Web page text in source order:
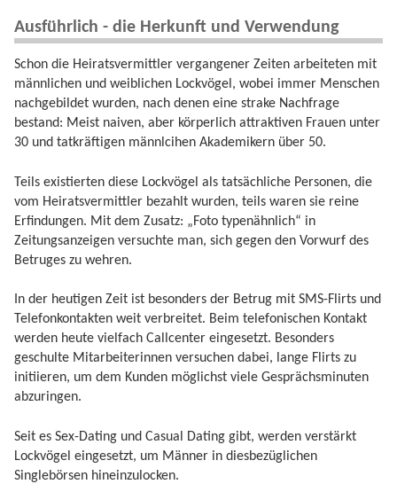
Ausführlich - die Herkunft und Verwendung
Schon die Heiratsvermittler vergangener Zeiten arbeiteten mit
männlichen und weiblichen Lockvögel, wobei immer Menschen
nachgebildet wurden, nach denen eine strake Nachfrage
bestand: Meist naiven, aber körperlich attraktiven Frauen unter
30 und tatkräftigen männlcihen Akademikern über 50.
Teils existierten diese Lockvögel als tatsächliche Personen, die
vom Heiratsvermittler bezahlt wurden, teils waren sie reine
Erfindungen. Mit dem Zusatz: „Foto typenähnlich“ in
Zeitungsanzeigen versuchte man, sich gegen den Vorwurf des
Betruges zu wehren.
In der heutigen Zeit ist besonders der Betrug mit SMS-Flirts und
Telefonkontakten weit verbreitet. Beim telefonischen Kontakt
werden heute vielfach Callcenter eingesetzt. Besonders
geschulte Mitarbeiterinnen versuchen dabei, lange Flirts zu
initiieren, um dem Kunden möglichst viele Gesprächsminuten
abzuringen.
Seit es Sex-Dating und Casual Dating gibt, werden verstärkt
Lockvögel eingesetzt, um Männer in diesbezüglichen
Singlebörsen hineinzulocken.